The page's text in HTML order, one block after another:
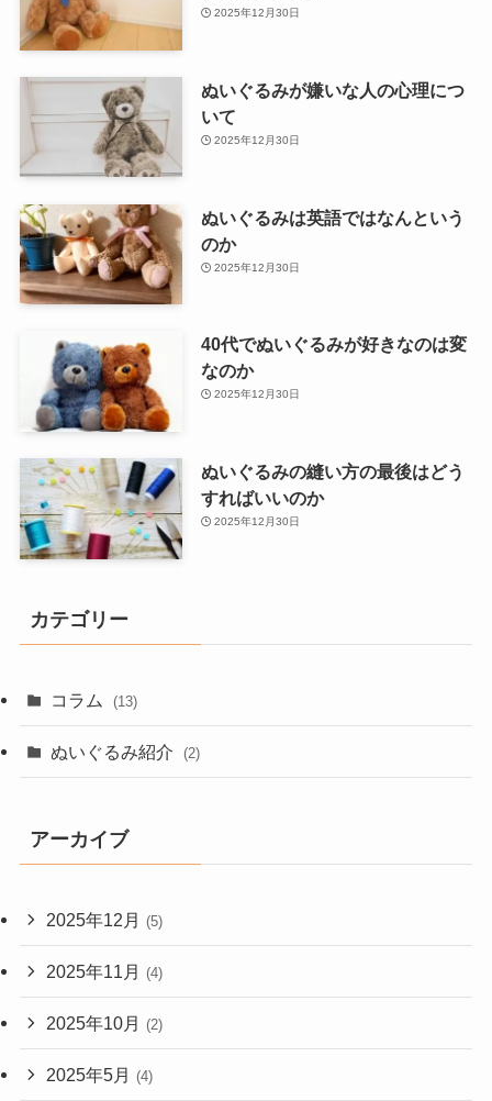
2025年12月30日
ぬいぐるみが嫌いな人の心理につ
いて
2025年12月30日
ぬいぐるみは英語ではなんという
のか
2025年12月30日
40代でぬいぐるみが好きなのは変
なのか
2025年12月30日
ぬいぐるみの縫い方の最後はどう
すればいいのか
2025年12月30日
カテゴリー
コラム (13)
ぬいぐるみ紹介 (2)
アーカイブ
2025年12月 (5)
2025年11月 (4)
2025年10月 (2)
2025年5月 (4)